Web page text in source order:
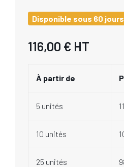
Disponible sous 60 jours
116,00 € HT
À partir de
5 unités
10 unités
25 unités